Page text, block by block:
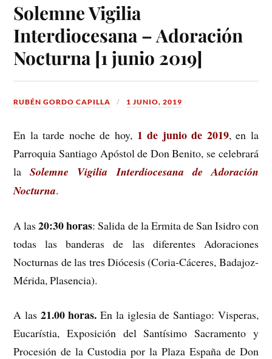
Solemne Vigilia
Interdiocesana – Adoración
Nocturna [1 junio 2019]
RUBÉN GORDO CAPILLA 1 JUNIO, 2019
En la tarde noche de hoy,1 de junio de 2019, en la
Parroquia Santiago Apóstol de Don Benito, se celebrará
laSolemne Vigilia Interdiocesana de Adoración
Nocturna.
A las20:30 horas: Salida de la Ermita de San Isidro con
todas las banderas de las diferentes Adoraciones
Nocturnas de las tres Diócesis (Coria-Cáceres, Badajoz-
Mérida, Plasencia).
A las 21.00 horas. En la iglesia de Santiago: Visperas,
Eucarístia, Exposición del Santísimo Sacramento y
Procesión de la Custodia por la Plaza España de Don